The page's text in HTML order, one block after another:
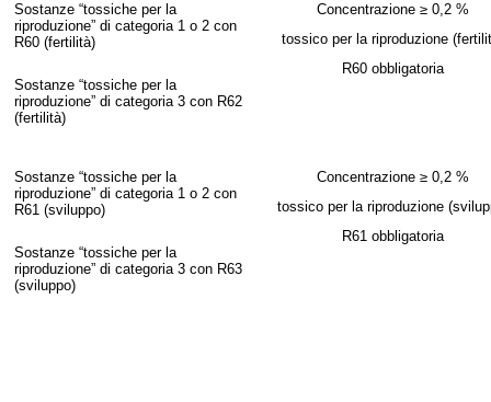
Sostanze “tossiche per la
riproduzione” di categoria 1 o 2 con
R60(fertilità)
Concentrazione ≥ 0,2 %
tossico per la riproduzione
R60 obbligatoria
Sostanze “tossiche per la
riproduzione” di categoria 3 con R62
(fertilità)
Sostanze “tossiche per la
riproduzione” di categoria 1 o 2 con
R61 (sviluppo)
Concentrazione ≥ 0,2 %
tossico per la riproduzione
R61 obbligatoria
Sostanze “tossiche per la
riproduzione” di categoria 3 con R63
(sviluppo)